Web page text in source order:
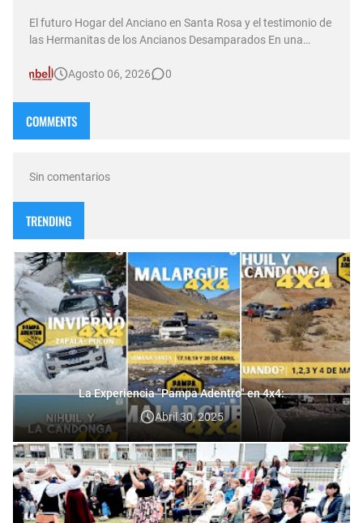
El futuro Hogar del Anciano en Santa Rosa y el testimonio de
las Hermanitas de los Ancianos Desamparados En una
Compasión —conducido por Norma Abadie y transmitido aAgosto 06, 2026 0
COMMENTS
Sin comentarios
TRENDING
La Experiencia "Pampa Adentro" en 4x4:
Abril 30, 2025